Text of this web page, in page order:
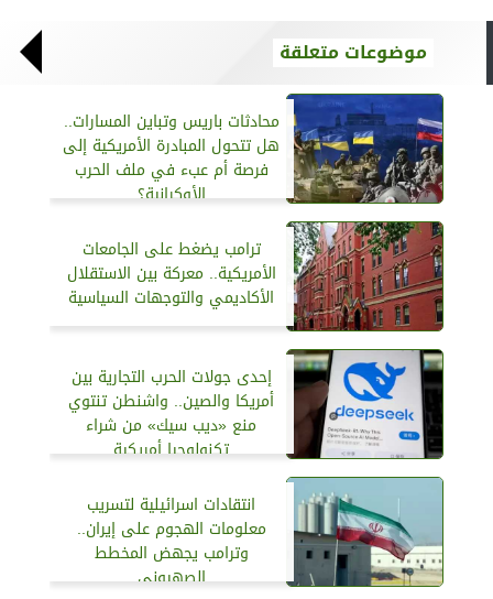
موضوعات متعلقة
محادثات باريس وتباين المسارات..
هل تتحول المبادرة الأمريكية إلى
فرصة أم عبء في ملف الحرب
الأوكرانية؟
ترامب يضغط على الجامعات
الأمريكية.. معركة بين الاستقلال
الأكاديمي والتوجهات السياسية
إحدى جولات الحرب التجارية بين
أمريكا والصين.. واشنطن تنتوي
منع «ديب سيك» من شراء
تكنولوجيا أمريكية
انتقادات اسرائيلية لتسريب
معلومات الهجوم على إيران..
وترامب يجهض المخطط
الصهيوني